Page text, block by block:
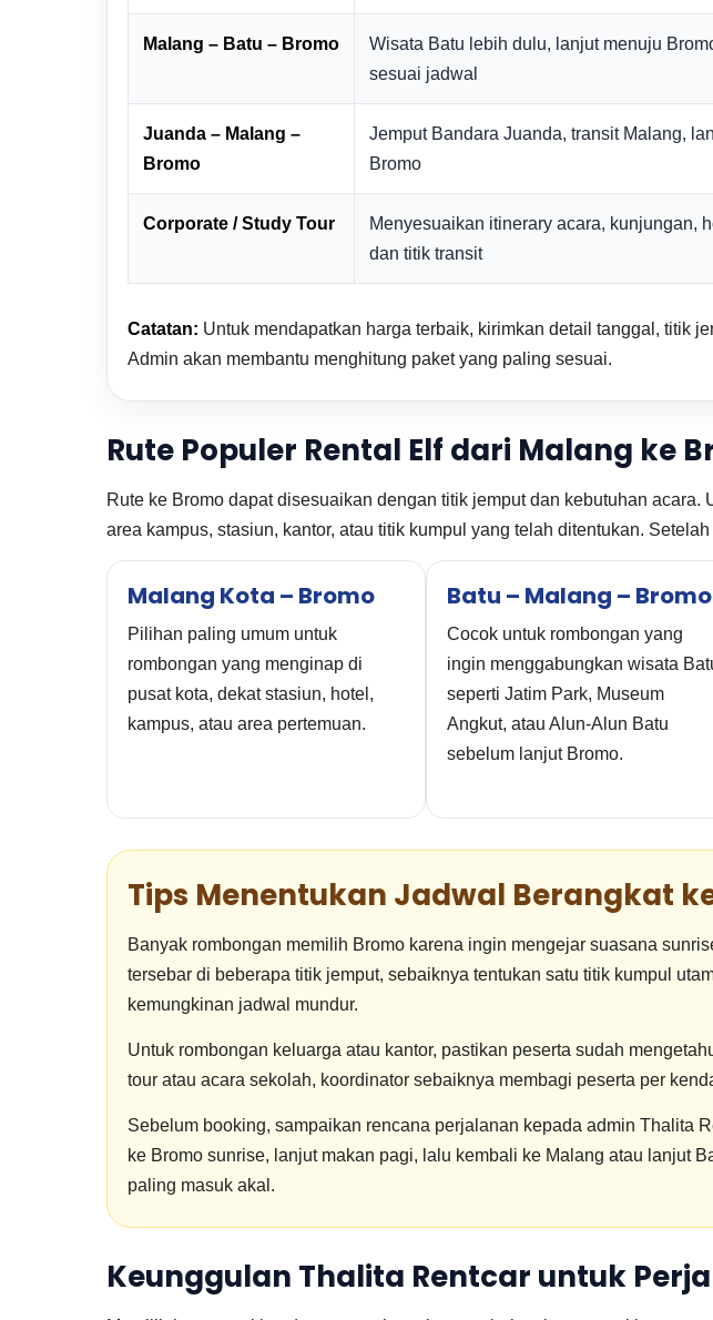
Malang – Batu – Bromo
Wisata Batu lebih dulu, lanjut menuju
sesuai jadwal
Juanda – Malang –
Bromo
Jemput Bandara Juanda, transit Malang,
Bromo
Corporate / Study Tour
Menyesuaikan itinerary acara, kunjungan,
dan titik transit
Catatan: Untuk mendapatkan harga terbaik, kirimkan detail tanggal, titik
Admin akan membantu menghitung paket yang paling sesuai.
Rute Populer Rental Elf dari Malang ke
Rute ke Bromo dapat disesuaikan dengan titik jemput dan kebutuhan
area kampus, stasiun, kantor, atau titik kumpul yang telah ditentukan.
Malang Kota – Bromo
Pilihan paling umum untuk
rombongan yang menginap di
pusat kota, dekat stasiun, hotel,
kampus, atau area pertemuan.
Batu – Malang – Bromo
Cocok untuk rombongan yang
ingin menggabungkan wisata
seperti Jatim Park, Museum
Angkut, atau Alun-Alun Batu
sebelum lanjut Bromo.
Tips Menentukan Jadwal Berangkat
Banyak rombongan memilih Bromo karena ingin mengejar suasana
tersebar di beberapa titik jemput, sebaiknya tentukan satu titik kumpul
kemungkinan jadwal mundur.
Untuk rombongan keluarga atau kantor, pastikan peserta sudah
tour atau acara sekolah, koordinator sebaiknya membagi peserta per
Sebelum booking, sampaikan rencana perjalanan kepada admin Thalita
ke Bromo sunrise, lanjut makan pagi, lalu kembali ke Malang atau lanjut
paling masuk akal.
Keunggulan Thalita Rentcar untuk